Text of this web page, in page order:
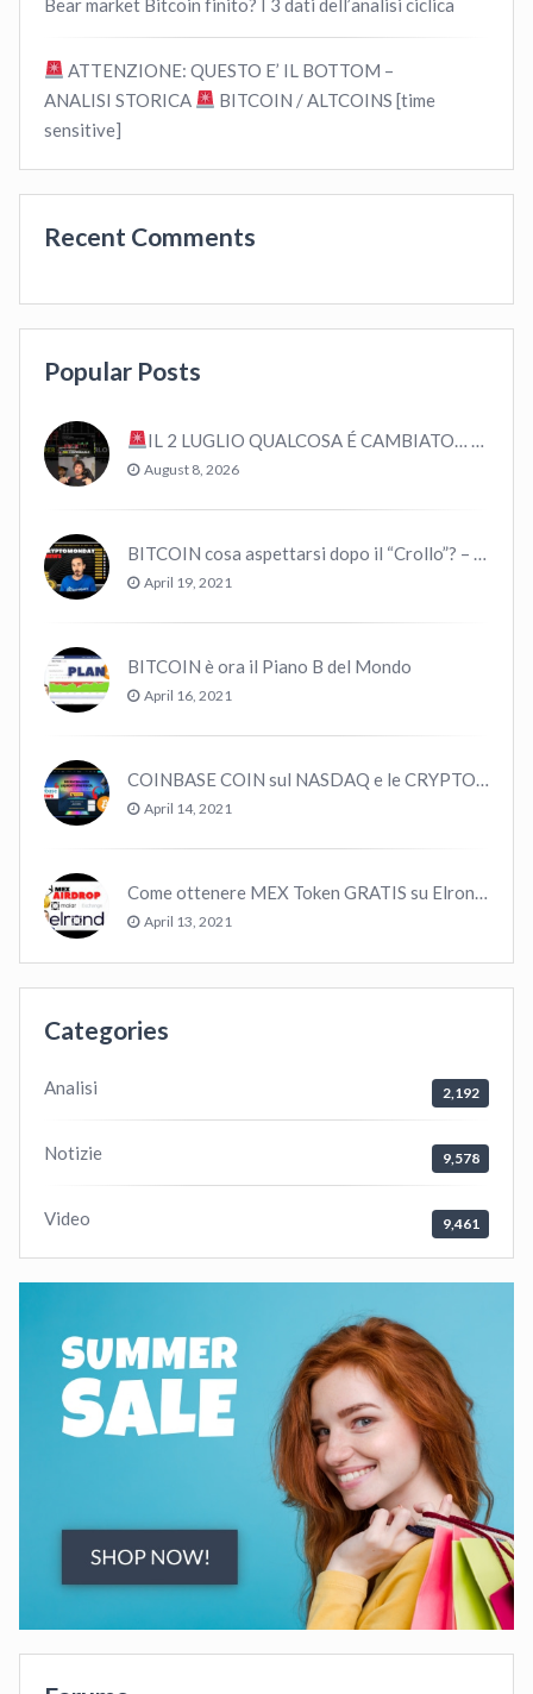
Bear market Bitcoin finito? I 3 dati dell’analisi ciclica
ATTENZIONE: QUESTO E’ IL BOTTOM –
ANALISI STORICA
BITCOIN / ALTCOINS [time
sensitive]
Recent Comments
Popular Posts
IL 2 LUGLIO QUALCOSA É CAMBIATO… #bitcoin #crypto #trading
August 8, 2026
BITCOIN cosa aspettarsi dopo il “Crollo”? – CryptoMonday NEWS w16/’21
April 19, 2021
BITCOIN è ora il Piano B del Mondo
April 16, 2021
COINBASE COIN sul NASDAQ e le CRYPTO volano!
April 14, 2021
Come ottenere MEX Token GRATIS su Elrond ?
April 13, 2021
Categories
Analisi 2,192
Notizie 9,578
Video 9,461